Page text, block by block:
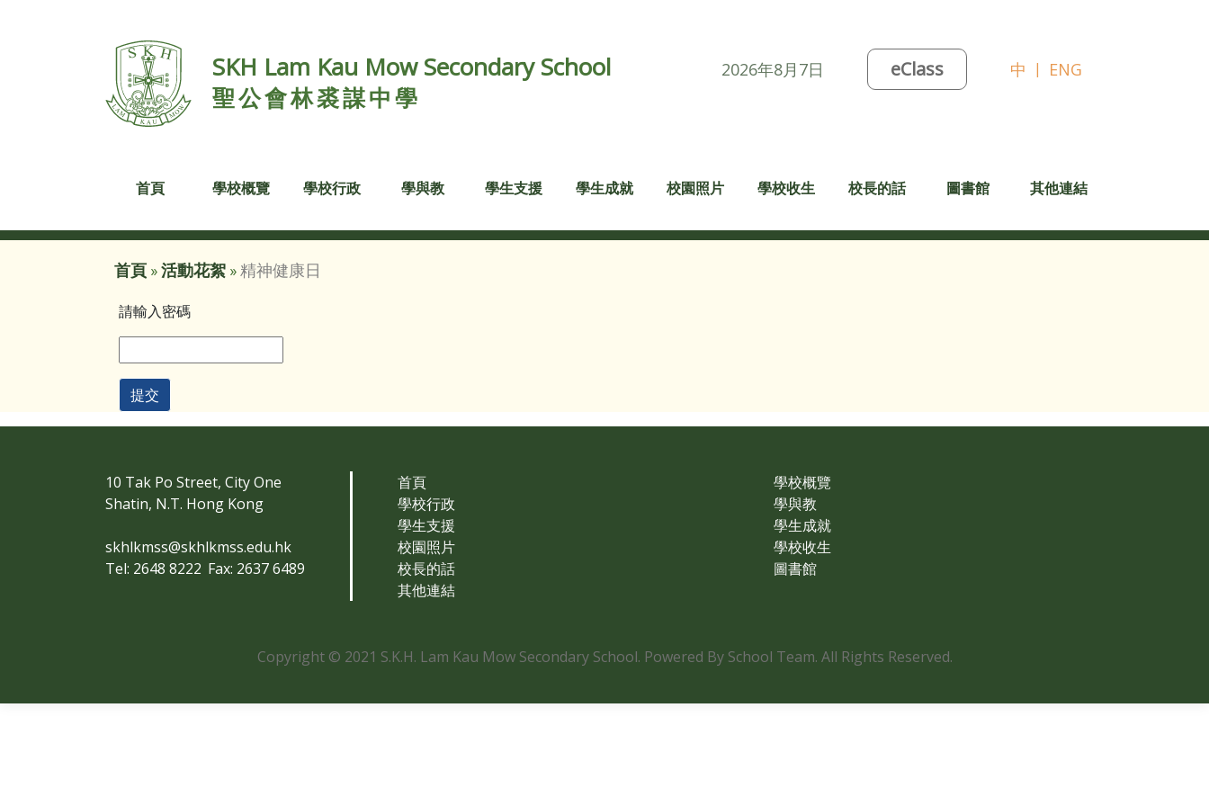
2026年8月7日 eClass 中 | ENG
SKH Lam Kau Mow Secondary School
聖公會林裘謀中學
首頁 學校概覽 學校行政 學與教 學生支援 學生成就 校園照片 學校收生 校長的話 圖書館 其他連結
首頁 »活動花絮 »精神健康日
請輸入密碼
提交
10 Tak Po Street, City One
Shatin, N.T. Hong Kong
skhlkmss@skhlkmss.edu.hk
Tel: 2648 8222 Fax: 2637 6489
首頁
學校概覽
學校行政
學與教
學生支援
學生成就
校園照片
學校收生
校長的話
圖書館
其他連結
Copyright © 2021 S.K.H. Lam Kau Mow Secondary School. Powered By School Team. All Rights Reserved.